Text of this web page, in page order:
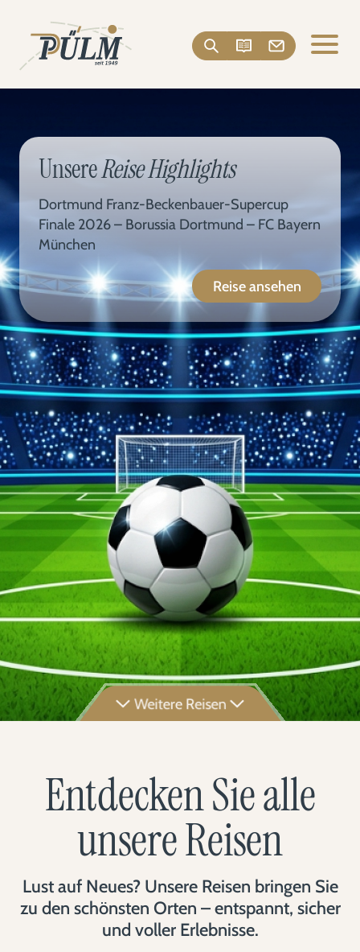
UnsereReise Highlights
Dortmund Franz-Beckenbauer-Supercup
Finale 2026 – Borussia Dortmund – FC Bayern
München
Reise ansehen
Weitere Reisen
Entdecken Sie alle
unsere Reisen
Lust auf Neues? Unsere Reisen bringen Sie
zu den schönsten Orten – entspannt, sicher
und voller Erlebnisse.